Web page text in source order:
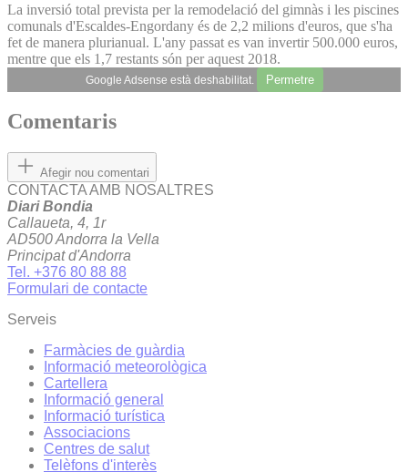
La inversió total prevista per la remodelació del gimnàs i les piscines
comunals d'Escaldes-Engordany és de 2,2 milions d'euros, que s'ha
fet de manera plurianual. L'any passat es van invertir 500.000 euros,
mentre que els 1,7 restants són per aquest 2018.
Google Adsense està deshabilitat. Permetre
Comentaris
Afegir nou comentari
CONTACTA AMB NOSALTRES
Diari Bondia
Callaueta, 4, 1r
AD500 Andorra la Vella
Principat d'Andorra
Tel. +376 80 88 88
Formulari de contacte
Serveis
Farmàcies de guàrdia
Informació meteorològica
Cartellera
Informació general
Informació turística
Associacions
Centres de salut
Telèfons d'interès